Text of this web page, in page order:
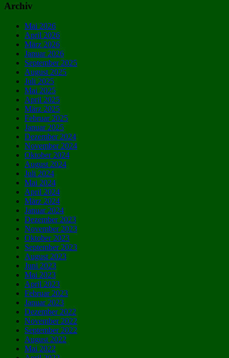
Archiv
Mai 2026
April 2026
März 2026
Januar 2026
September 2025
August 2025
Juli 2025
Mai 2025
April 2025
März 2025
Februar 2025
Januar 2025
Dezember 2024
November 2024
Oktober 2024
August 2024
Juli 2024
Mai 2024
April 2024
März 2024
Januar 2024
Dezember 2023
November 2023
Oktober 2023
September 2023
August 2023
Juni 2023
Mai 2023
April 2023
Februar 2023
Januar 2023
Dezember 2022
November 2022
September 2022
August 2022
Mai 2022